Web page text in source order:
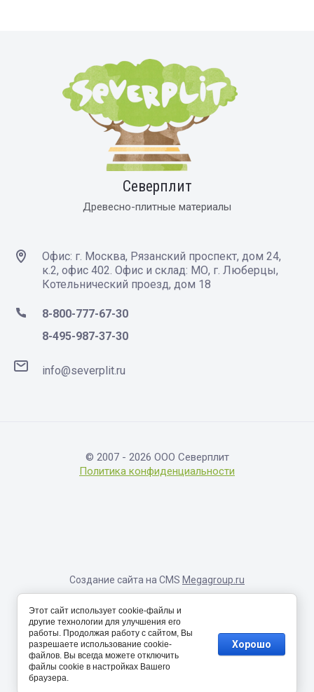
Северплит
Древесно-плитные материалы
Офис: г. Москва, Рязанский проспект, дом 24,
к.2, офис 402. Офис и склад: МО, г. Люберцы,
Котельнический проезд, дом 18
8-800-777-67-30
8-495-987-37-30
info@severplit.ru
© 2007 - 2026 ООО Северплит
Политика конфиденциальности
Создание сайта на CMS Megagroup.ru
справочный характер и не являет собой публичную оферту,
определяемую соответствующими положениями Статьи 437
Гражданского кодекса Российской Федерации. Окончательные
цены и скидки будут озвучены и согласованы с менеджерами
компании.
Этот сайт использует cookie-файлы и
другие технологии для улучшения его
работы. Продолжая работу с сайтом, Вы
разрешаете использование cookie-
файлов. Вы всегда можете отключить
файлы cookie в настройках Вашего
браузера.
Хорошо